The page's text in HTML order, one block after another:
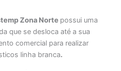
Zona Norte possui uma
que se desloca até a sua
comercial para realizar
linha branca.